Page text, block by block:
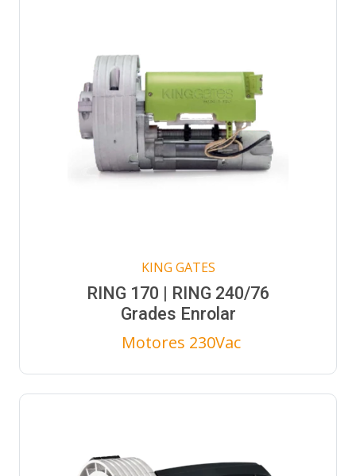
KING GATES
RING 170 | RING 240/76
Grades Enrolar
Motores 230Vac